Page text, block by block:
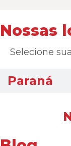
Nossas
Selecione
Paraná